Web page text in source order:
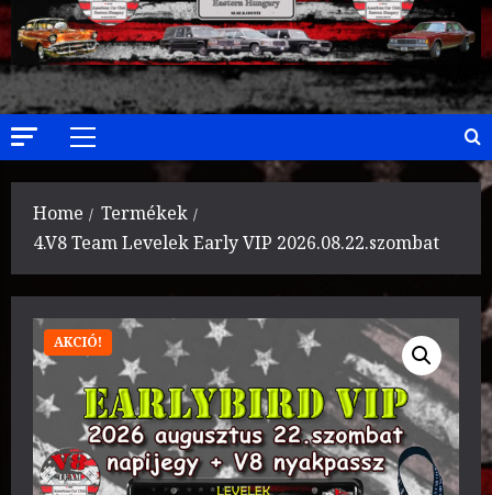
Primary
Home
Termékek
4.V8 Team Levelek Early VIP 2026.08.22.szombat
AKCIÓ!